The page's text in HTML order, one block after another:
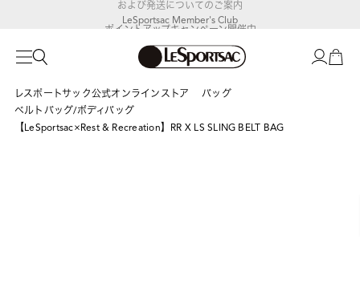
LeSportsac Member's Club
ポイントアップキャンペーン開催中
レスポートサック公式オンラインストア
バッグ
ベルトバッグ/ボディバッグ
【LeSportsac×Rest & Recreation】RR X LS SLING BELT BAG